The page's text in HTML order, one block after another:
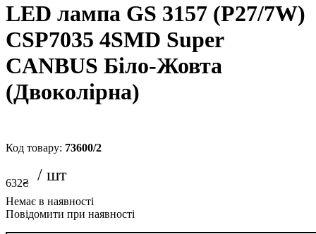
LED лампа GS 3157 (P27/7W)
CSP7035 4SMD Super
CANBUS Біло-Жовта
(Двоколірна)
73600/2
632₴
Повідомити при наявності